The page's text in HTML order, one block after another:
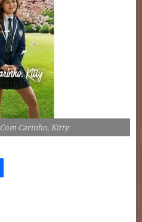
Carinho, Kitty